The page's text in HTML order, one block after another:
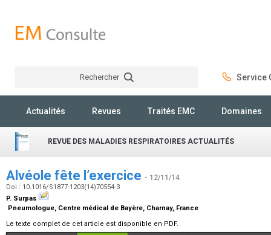
Rechercher Service
Actualités Revues Traités EMC Domaines
REVUE DES MALADIES RESPIRATOIRES ACTUALITÉS
Alvéole fête l’exercice - 12/11/14
Doi : 10.1016/S1877-1203(14)70554-3
P. Surpas
Pneumologue, Centre médical de Bayère, Charnay, France
Le texte complet de cet article est disponible en PDF.